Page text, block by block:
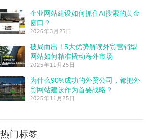
企业网站建设如何抓住AI搜索的黄金
窗口？
2026年3月26日
破局而出！5大优势解读外贸营销型
网站如何精准撬动海外市场
2025年11月25日
为什么90%成功的外贸公司，都把外
贸网站建设作为首要战略？
2025年11月25日
热门标签